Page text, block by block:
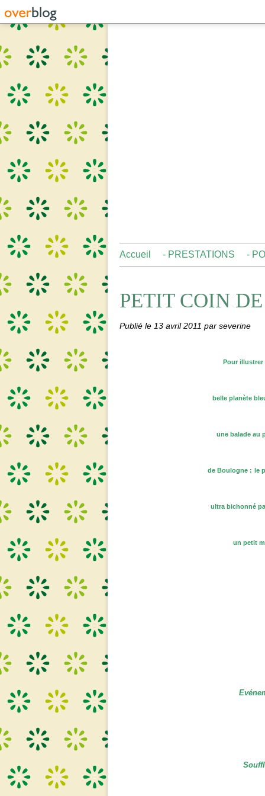
Accueil - PRESTATIONS -
PETIT COIN
Publié le 13 avril 2011 par severine
Pour illustrer
belle planète
une balade au
de Boulogne : le
ultra bichonné
un petit